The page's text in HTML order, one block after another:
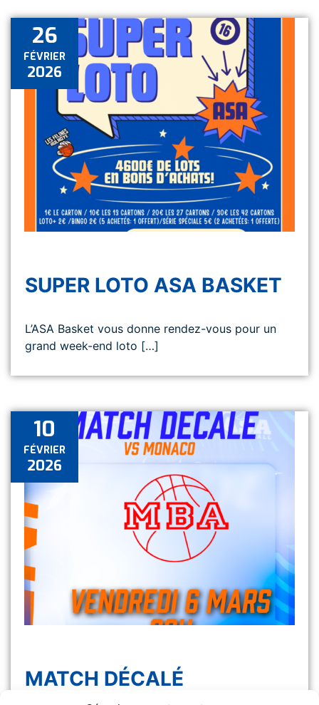
26
FÉVRIER
2026
SUPER LOTO ASA BASKET
L’ASA Basket vous donne rendez-vous pour un
grand week-end loto […]
10
FÉVRIER
2026
MATCH DÉCALÉ